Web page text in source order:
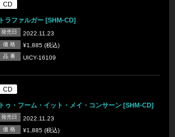
CD
トラファルガー [SHM-CD]
発売日 2022.11.23
価 格 ¥1,885 (税込)
品 番 UICY-16109
CD
トゥ・フーム・イット・メイ・コンサーン [SHM-CD]
発売日 2022.11.23
価 格 ¥1,885 (税込)